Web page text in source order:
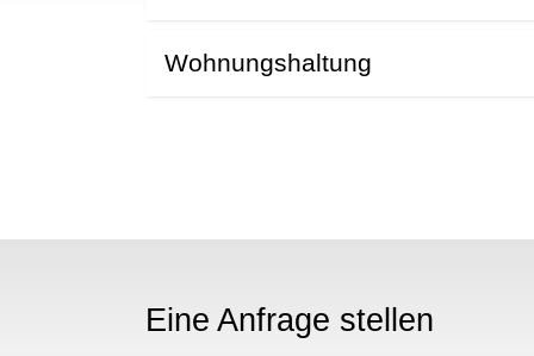
Wohnungshaltung
Eine Anfrage stellen